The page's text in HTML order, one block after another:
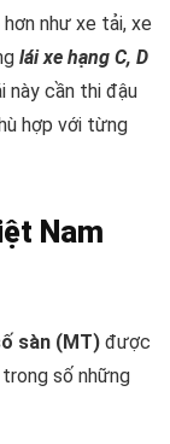
như xe tải, xe
lái xe hạng C, D
này cần thi đậu
hợp với từng
Nam
sàn (MT) được
số những